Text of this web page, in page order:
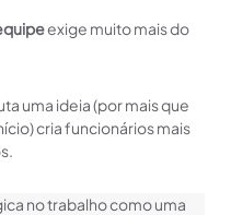
exige muito mais do
uma ideia (por mais que
cria funcionários mais
no trabalho como uma